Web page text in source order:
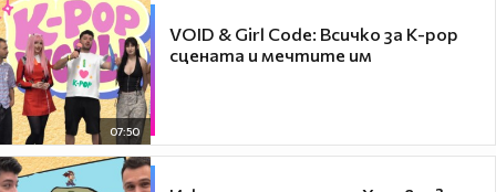
07:50
VOID & Girl Code: Всичко за K-pop
сцената и мечтите им